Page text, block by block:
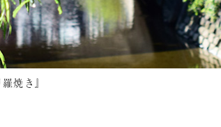
焼き』